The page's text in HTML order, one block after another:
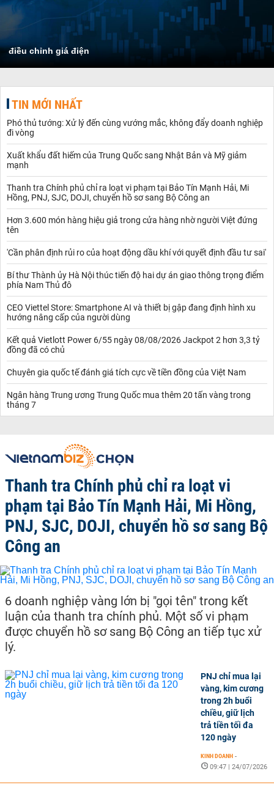
điều chỉnh giá điện
TIN MỚI NHẤT
Phó thủ tướng: Xử lý đến cùng vướng mắc, không đẩy doanh nghiệp
đi vòng
Xuất khẩu đất hiếm của Trung Quốc sang Nhật Bản và Mỹ giảm
mạnh
Thanh tra Chính phủ chỉ ra loạt vi phạm tại Bảo Tín Mạnh Hải, Mi
Hồng, PNJ, SJC, DOJI, chuyển hồ sơ sang Bộ Công an
Hơn 3.600 món hàng hiệu giả trong cửa hàng nhờ người Việt đứng
tên
'Cần phân định rủi ro của hoạt động dầu khí với quyết định đầu tư sai'
Bí thư Thành ủy Hà Nội thúc tiến độ hai dự án giao thông trọng điểm
phía Nam Thủ đô
CEO Viettel Store: Smartphone AI và thiết bị gập đang định hình xu
hướng nâng cấp của người dùng
Kết quả Vietlott Power 6/55 ngày 08/08/2026 Jackpot 2 hơn 3,3 tỷ
đồng đã có chủ
Chuyên gia quốc tế đánh giá tích cực về tiền đồng của Việt Nam
Ngân hàng Trung ương Trung Quốc mua thêm 20 tấn vàng trong
tháng 7
Thanh tra Chính phủ chỉ ra loạt vi
phạm tại Bảo Tín Mạnh Hải, Mi Hồng,
PNJ, SJC, DOJI, chuyển hồ sơ sang Bộ
Công an
6 doanh nghiệp vàng lớn bị "gọi tên" trong kết
luận của thanh tra chính phủ. Một số vi phạm
được chuyển hồ sơ sang Bộ Công an tiếp tục xử
lý.
PNJ chỉ mua lại
vàng, kim cương
trong 2h buổi
chiều, giữ lịch
trả tiền tối đa
120 ngày
KINH DOANH -
09:47 | 24/07/2026